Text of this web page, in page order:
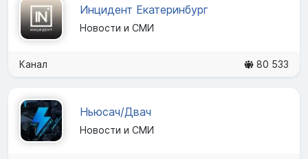
Инцидент Екатеринбург
Новости и СМИ
Канал 80 533
Ньюсач/Двач
Новости и СМИ